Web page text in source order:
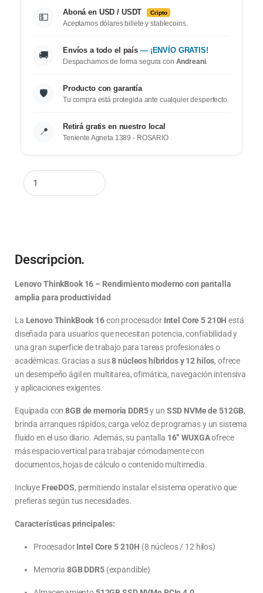
💵 Aboná en USD / USDT Cripto
Aceptamos dólares billete y stablecoins.
🚚 Envíos a todo el país — ¡ENVÍO GRATIS!
Despachamos de forma segura con Andreani.
🛡️ Producto con garantía
Tu compra está protegida ante cualquier desperfecto.
📍 Retirá gratis en nuestro local
Teniente Agneta 1389 - ROSARIO
Descripcion.
Lenovo ThinkBook 16 – Rendimiento moderno con pantalla
amplia para productividad
La Lenovo ThinkBook 16con procesador Intel Core 5 210H está
diseñada para usuarios que necesitan potencia, confiabilidad y
una gran superficie de trabajo para tareas profesionales o
académicas. Gracias a sus8 núcleos híbridos y 12 hilos, ofrece
un desempeño ágil en multitarea, ofimática, navegación intensiva
y aplicaciones exigentes.
Equipada con8GB de memoria DDR5y un SSD NVMe de 512GB,
brinda arranques rápidos, carga veloz de programas y un sistema
fluido en el uso diario. Además, su pantalla 16” WUXGAofrece
más espacio vertical para trabajar cómodamente con
documentos, hojas de cálculo o contenido multimedia.
Incluye FreeDOS, permitiendo instalar el sistema operativo que
prefieras según tus necesidades.
Características principales:
ProcesadorIntel Core 5 210H (8 núcleos / 12 hilos)
Memoria 8GB DDR5(expandible)